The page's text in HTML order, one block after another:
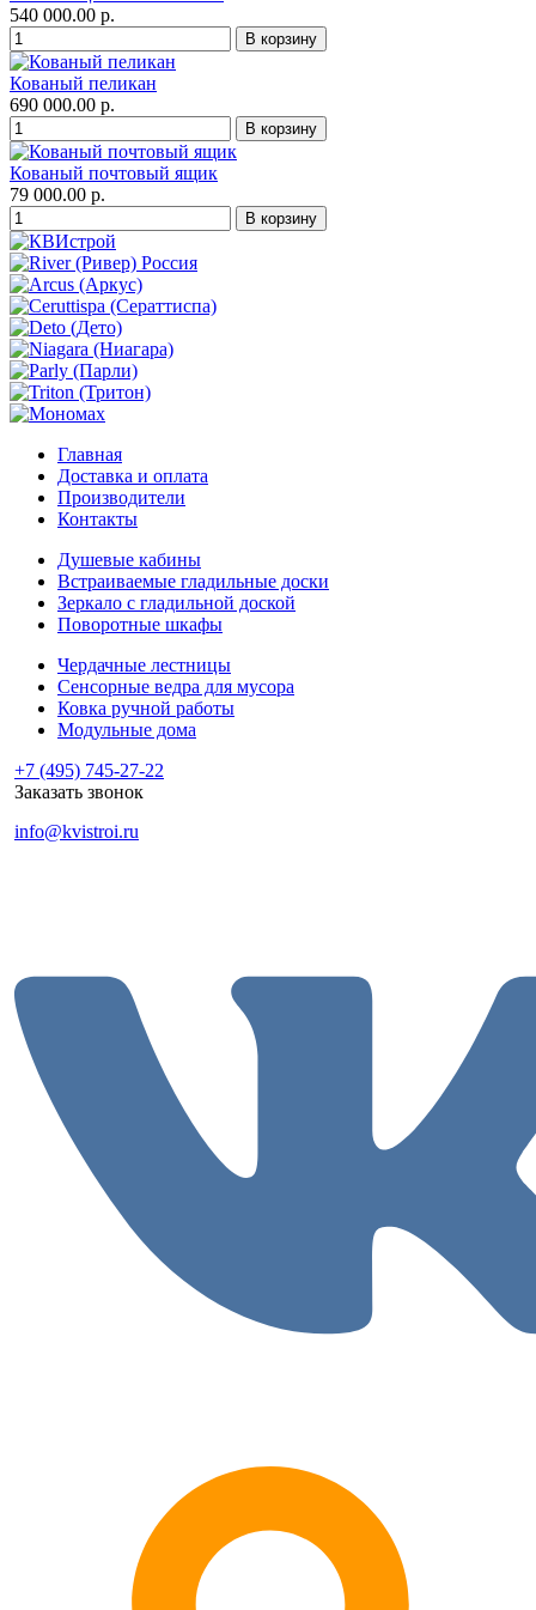
540 000.00 р.
Кованый пеликан
690 000.00 р.
Кованый почтовый ящик
79 000.00 р.
Главная
Доставка и оплата
Производители
Контакты
Душевые кабины
Встраиваемые гладильные доски
Зеркало с гладильной доской
Поворотные шкафы
Чердачные лестницы
Сенсорные ведра для мусора
Ковка ручной работы
Модульные дома
+7 (495) 745-27-22
Заказать звонок
info@kvistroi.ru